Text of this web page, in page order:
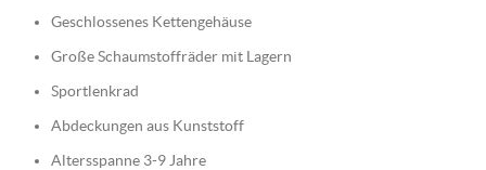
Geschlossenes Kettengehäuse
Große Schaumstoffräder mit Lagern
Sportlenkrad
Abdeckungen aus Kunststoff
Altersspanne 3-9 Jahre